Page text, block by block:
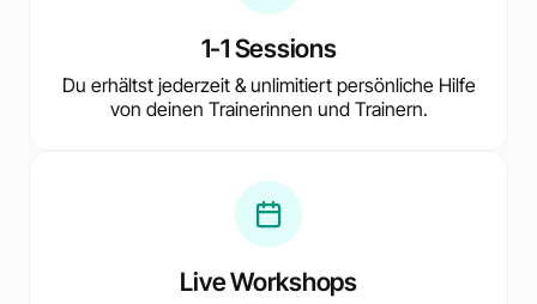
1-1 Sessions
Du erhältst jederzeit & unlimitiert persönliche Hilfe
von deinen Trainerinnen und Trainern.
Live Workshops